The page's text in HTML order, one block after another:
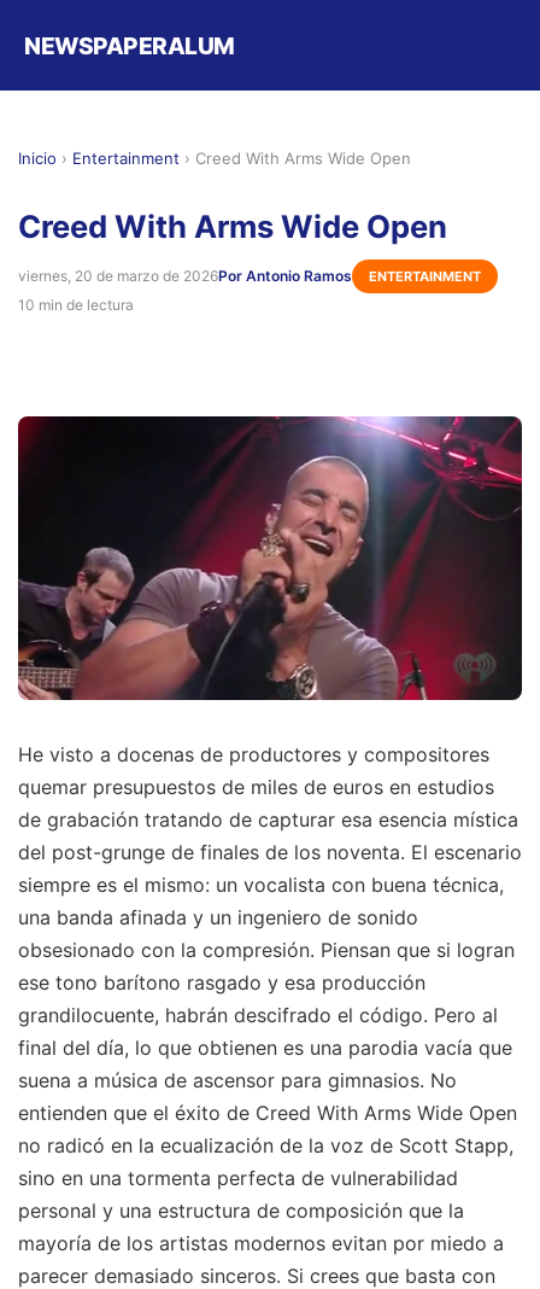
NEWSPAPERALUM
Inicio › Entertainment › Creed With Arms Wide Open
Creed With Arms Wide Open
viernes, 20 de marzo de 2026Por Antonio Ramos ENTERTAINMENT
10 min de lectura
He visto a docenas de productores y compositores
quemar presupuestos de miles de euros en estudios
de grabación tratando de capturar esa esencia mística
del post-grunge de finales de los noventa. El escenario
siempre es el mismo: un vocalista con buena técnica,
una banda afinada y un ingeniero de sonido
obsesionado con la compresión. Piensan que si logran
ese tono barítono rasgado y esa producción
grandilocuente, habrán descifrado el código. Pero al
final del día, lo que obtienen es una parodia vacía que
suena a música de ascensor para gimnasios. No
entienden que el éxito de Creed With Arms Wide Open
no radicó en la ecualización de la voz de Scott Stapp,
sino en una tormenta perfecta de vulnerabilidad
personal y una estructura de composición que la
mayoría de los artistas modernos evitan por miedo a
parecer demasiado sinceros. Si crees que basta con